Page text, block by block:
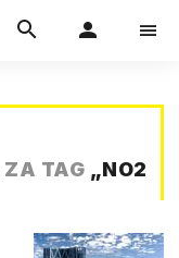
ZA TAG „NO2